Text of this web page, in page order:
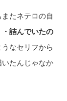
たネテロの自
詰んでいたの
なセリフから
たんじゃなか